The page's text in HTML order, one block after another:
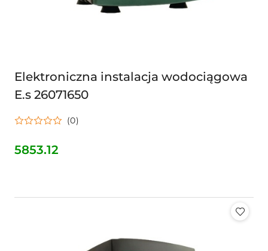
Elektroniczna instalacja wodociągowa
E.s 26071650
(0)
Cena:
5853.12